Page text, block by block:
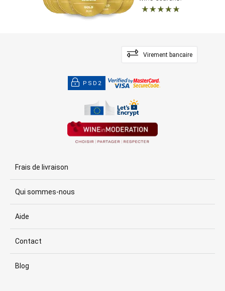
Virement bancaire
PSD2
Frais de livraison
Qui sommes-nous
Aide
Contact
Blog